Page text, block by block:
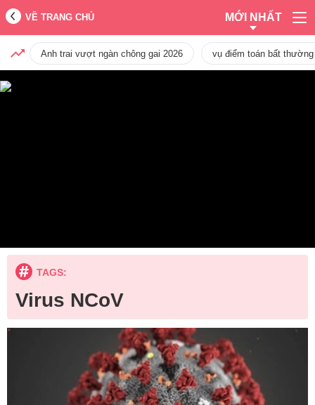
VỀ TRANG CHỦ MỚI NHẤT
Anh trai vượt ngàn chông gai 2026 vụ điểm toán bất
TAGS:
Virus NCoV